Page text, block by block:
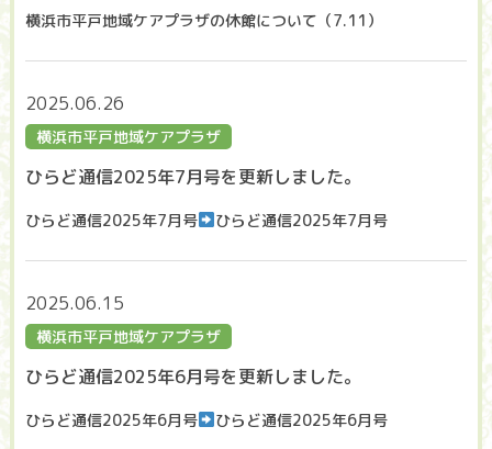
横浜市平戸地域ケアプラザの休館について（7.11）
2025.06.26
横浜市平戸地域ケアプラザ
ひらど通信2025年7月号を更新しました。
ひらど通信2025年7月号 ひらど通信2025年7月号
2025.06.15
横浜市平戸地域ケアプラザ
ひらど通信2025年6月号を更新しました。
ひらど通信2025年6月号 ひらど通信2025年6月号